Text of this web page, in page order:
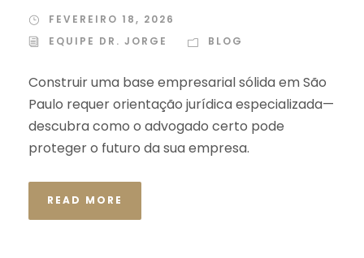
FEVEREIRO 18, 2026
EQUIPE DR. JORGE
BLOG
Construir uma base empresarial sólida em São
Paulo requer orientação jurídica especializada—
descubra como o advogado certo pode
proteger o futuro da sua empresa.
READ MORE